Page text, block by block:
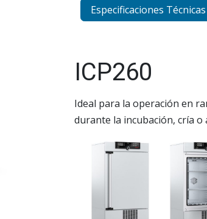
Especificaciones Técnicas
ICP260
Ideal para la operación en
durante la incubación, cría o